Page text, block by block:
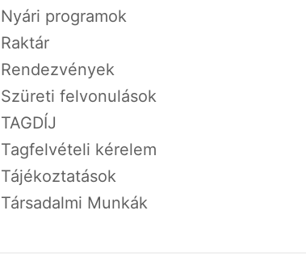
Nyári programok
Raktár
Rendezvények
Szüreti felvonulások
TAGDÍJ
Tagfelvételi kérelem
Tájékoztatások
Társadalmi Munkák